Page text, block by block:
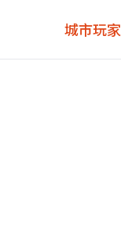
城市玩家